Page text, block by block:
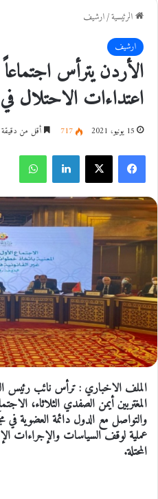
الرئيسية/ارشيف
ارشيف
الأردن يترأس
اعتداءات الاحتلال
15 يونيو، 2021 717 أقل من دقيقة
فيسبوك
الملف الاخباري : ترأس نائب رئيس
المغتربين أيمن الصفدي الثلاثاء،
والتواصل مع الدول دائمة العضوية
عملية لوقف السياسات والإجراءات
المحتلة.